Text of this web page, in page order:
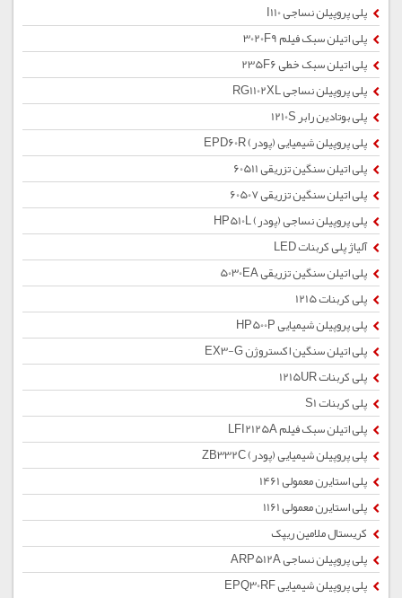
پلی پروپیلن نساجی I110
پلی اتیلن سبک فیلم 3020F9
پلی اتیلن سبک خطی 235F6
پلی پروپیلن نساجی RG1102XL
پلی بوتادین رابر 1210S
پلی پروپیلن شیمیایی (پودر) EPD60R
پلی اتیلن سنگین تزریقی 60511
پلی اتیلن سنگین تزریقی 60507
پلی پروپیلن نساجی (پودر) HP510L
آلیاژ پلی کربنات LED
پلی اتیلن سنگین تزریقی 5030EA
پلی کربنات 1215
پلی پروپیلن شیمیایی HP500P
پلی اتیلن سنگین اکستروژن EX3-G
پلی کربنات 1215UR
پلی کربنات S1
پلی اتیلن سبک فیلم LFI2125A
پلی پروپیلن شیمیایی (پودر) ZB332C
پلی استایرن معمولی 1461
پلی استایرن معمولی 1161
کریستال ملامین ریپک
پلی پروپیلن نساجی ARP512A
پلی پروپیلن شیمیایی EPQ30RF